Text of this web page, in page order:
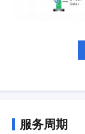
服务周期